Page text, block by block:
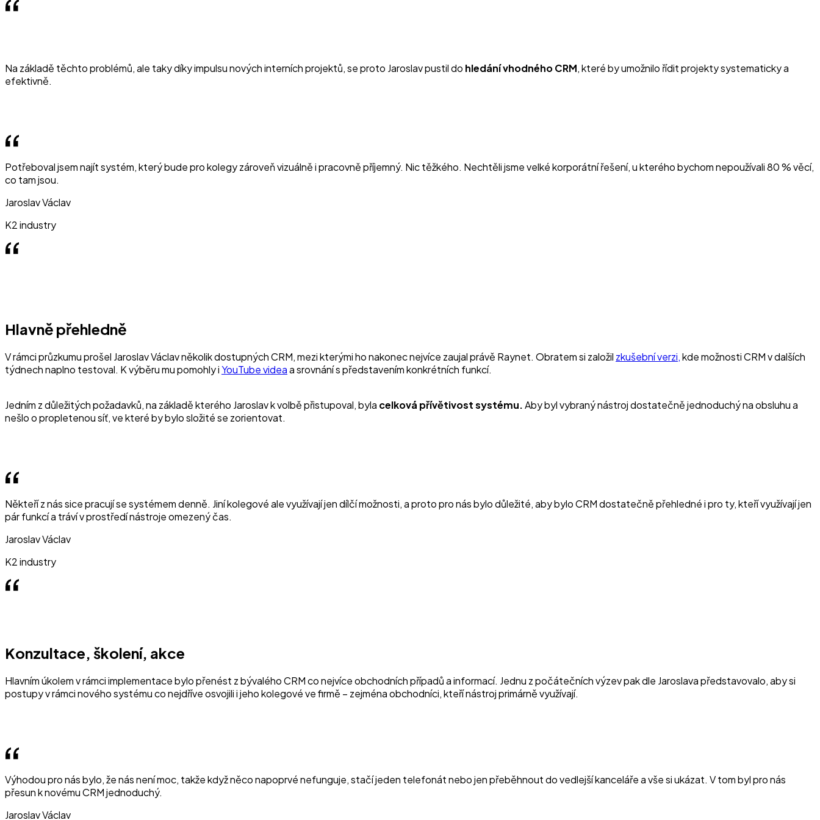
Na základě těchto problémů, ale taky díky impulsu nových interních projektů, se proto Jaroslav pustil do hledání vhodného CRM, které by umožnilo řídit projekty systematicky a
efektivně.
Potřeboval jsem najít systém, který bude pro kolegy zároveň vizuálně i pracovně příjemný. Nic těžkého. Nechtěli jsme velké korporátní řešení, u kterého bychom nepoužívali 80 % věcí,
co tam jsou.
Jaroslav Václav
K2 industry
Hlavně přehledně
V rámci průzkumu prošel Jaroslav Václav několik dostupných CRM, mezi kterými ho nakonec nejvíce zaujal právě Raynet. Obratem si založil zkušební verzi,kde možnosti CRM v dalších
týdnech naplno testoval. K výběru mu pomohly iYouTube videaa srovnání s představením konkrétních funkcí.
Jedním z důležitých požadavků, na základě kterého Jaroslav k volbě přistupoval, byla celková přívětivost systému.Aby byl vybraný nástroj dostatečně jednoduchý na obsluhu a
nešlo o propletenou síť, ve které by bylo složité se zorientovat.
Někteří z nás sice pracují se systémem denně. Jiní kolegové ale využívají jen dílčí možnosti, a proto pro nás bylo důležité, aby bylo CRM dostatečně přehledné i pro ty, kteří využívají jen
pár funkcí a tráví v prostředí nástroje omezený čas.
Jaroslav Václav
K2 industry
Konzultace, školení, akce
Hlavním úkolem v rámci implementace bylo přenést z bývalého CRM co nejvíce obchodních případů a informací. Jednu z počátečních výzev pak dle Jaroslava představovalo, aby si
postupy v rámci nového systému co nejdříve osvojili i jeho kolegové ve firmě – zejména obchodníci, kteří nástroj primárně využívají.
Výhodou pro nás bylo, že nás není moc, takže když něco napoprvé nefunguje, stačí jeden telefonát nebo jen přeběhnout do vedlejší kanceláře a vše si ukázat. V tom byl pro nás
přesun k novému CRM jednoduchý.
Jaroslav Václav